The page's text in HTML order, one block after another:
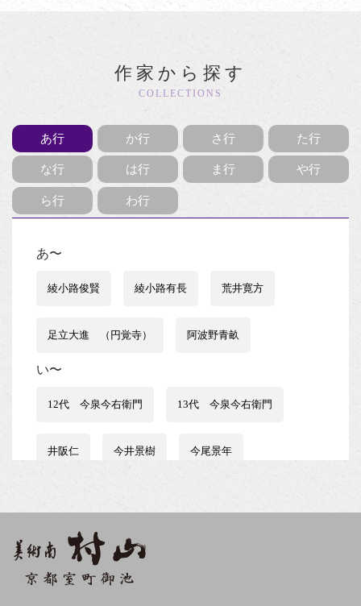
作家から探す
COLLECTIONS
あ行 か行 さ行 た行
な行 は行 ま行 や行
ら行 わ行
あ〜
綾小路俊賢 綾小路有長 荒井寛方
足立大進 （円覚寺） 阿波野青畝
い〜
12代 今泉今右衛門 13代 今泉今右衛門
井阪仁 今井景樹 今尾景年
石田波郷 石黒宗麿